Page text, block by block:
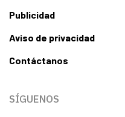
Publicidad
Aviso de privacidad
Contáctanos
SÍGUENOS